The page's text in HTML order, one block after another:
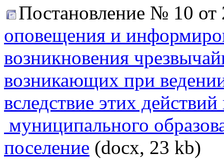
Постановление № 10
оповещения и
возникновения
возникающих при
вследствие этих
муниципального
поселение (docx, 23 kb)